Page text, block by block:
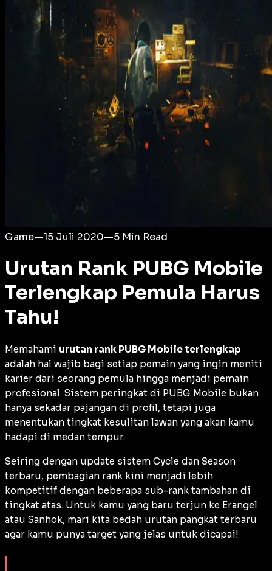
Login
Game—15 Juli 2020—5 Min Read
Urutan Rank PUBG Mobile
Terlengkap Pemula Harus
Tahu!
Memahami urutan rank PUBG Mobile terlengkap
adalah hal wajib bagi setiap pemain yang ingin meniti
karier dari seorang pemula hingga menjadi pemain
profesional. Sistem peringkat di PUBG Mobile bukan
hanya sekadar pajangan di profil, tetapi juga
menentukan tingkat kesulitan lawan yang akan kamu
hadapi di medan tempur.
Seiring dengan update sistem Cycle dan Season
terbaru, pembagian rank kini menjadi lebih
kompetitif dengan beberapa sub-rank tambahan di
tingkat atas. Untuk kamu yang baru terjun ke Erangel
atau Sanhok, mari kita bedah urutan pangkat terbaru
agar kamu punya target yang jelas untuk dicapai!